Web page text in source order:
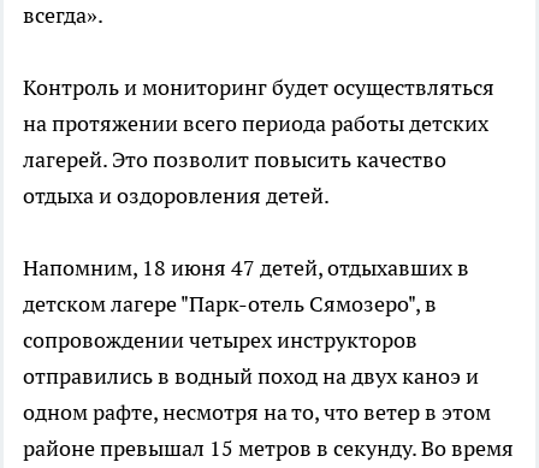
всегда».
Контроль и мониторинг будет осуществляться
на протяжении всего периода работы детских
лагерей. Это позволит повысить качество
отдыха и оздоровления детей.
Напомним, 18 июня 47 детей, отдыхавших в
детском лагере "Парк-отель Сямозеро", в
сопровождении четырех инструкторов
отправились в водный поход на двух каноэ и
одном рафте, несмотря на то, что ветер в этом
районе превышал 15 метров в секунду. Во время